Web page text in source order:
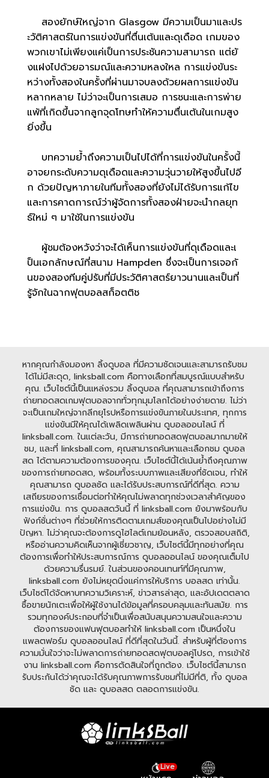
สองยักษ์ใหญ่จาก Glasgow มีความเป็นมาและปร
ะวัติศาสตร์ในการแข่งขันที่ตื่นเต้นและดุเดือด เกมของ
พวกเขาไม่เพียงแค่เป็นการประชันความสามารถ แต่ยั
งแฝงไปด้วยอารมณ์และความหลงใหล การแข่งขันระ
หว่างทั้งสองในครั้งที่ผ่านมาจบลงด้วยผลการแข่งขัน
หลากหลาย ไม่ว่าจะเป็นการเสมอ การชนะและการพ่าย
แพ้ที่เกิดขึ้นจากลูกจุดโทษทำให้ความตื่นเต้นในเกมสูง
ยิ่งขึ้น
บทความย้ำถึงความเป็นไปได้ที่การแข่งขันในครั้งนี้
อาจยกระดับความดุเดือดและความวุ่นวายให้สูงขึ้นไปอี
ก ด้วยปัญหาภายในทีมทั้งสองที่ยังไม่ได้รับการแก้ไข
และการคาดการณ์ว่าผู้จัดการทั้งสองฝ่ายจะนำกลยุท
ธ์ใหม่ ๆ มาใช้ในการแข่งขัน
ผู้ชมต้องหวังว่าจะได้เห็นการแข่งขันที่ดุเดือดและเ
ป็นเอกลักษณ์ที่สนาม Hampden ซึ่งจะเป็นการเจอกั
นของสองทีมคู่ปรับที่มีประวัติศาสตร์ยาวนานและเป็นที่
รู้จักในฉากฟุตบอลสก็อตติช
หากคุณกำลังมองหา ลิ้งดูบอล ที่มีความชัดเจนและสามารถรับชม
ได้ไม่มีสะดุด, linksball.com คือทางเลือกที่สมบูรณ์แบบสำหรับ
คุณ. เว็บไซต์นี้เป็นแหล่งรวม ลิ้งดูบอล ที่คุณสามารถเข้าถึงการ
ถ่ายทอดสดเกมฟุตบอลจากทั่วทุกมุมโลกได้อย่างง่ายดาย. ไม่ว่า
จะเป็นเกมใหญ่จากลีกยุโรปหรือการแข่งขันภายในประเทศ, ทุกการ
แข่งขันมีให้คุณได้เพลิดเพลินผ่าน ดูบอลออนไลน์ ที่
linksball.com. ในแต่ละวัน, มีการถ่ายทอดสดฟุตบอลมากมายให้
ชม, และที่ linksball.com, คุณสามารถค้นหาและเลือกชม ดูบอล
สด ได้ตามความต้องการของคุณ. เว็บไซต์นี้ได้เน้นย้ำถึงคุณภาพ
ของการถ่ายทอดสด, พร้อมทั้งระบบภาพและเสียงที่ชัดเจน, ทำให้
คุณสามารถ ดูบอลชัด และได้รับประสบการณ์ที่ดีที่สุด. ความ
เสถียรของการเชื่อมต่อทำให้คุณไม่พลาดทุกช่วงเวลาสำคัญของ
การแข่งขัน. การ ดูบอลสดวันนี้ ที่ linksball.com ยังมาพร้อมกับ
ฟังก์ชั่นต่างๆ ที่ช่วยให้การติดตามเกมส์ของคุณเป็นไปอย่างไม่มี
ปัญหา. ไม่ว่าคุณจะต้องการดูไฮไลต์เกมย้อนหลัง, ตรวจสอบสถิติ,
หรืออ่านความคิดเห็นจากผู้เชี่ยวชาญ, เว็บไซต์นี้มีทุกอย่างที่คุณ
ต้องการเพื่อทำให้ประสบการณ์การ ดูบอลออนไลน์ ของคุณเต็มไป
ด้วยความรื่นรมย์. ในส่วนของคอนเทนท์ที่มีคุณภาพ,
linksball.com ยังไม่หยุดนิ่งแค่การให้บริการ บอลสด เท่านั้น.
เว็บไซต์ได้จัดหาบทความวิเคราะห์, ข่าวสารล่าสุด, และอัปเดตตลาด
ซื้อขายนักเตะเพื่อให้ผู้ใช้งานได้ข้อมูลที่ครอบคลุมและทันสมัย. การ
รวมทุกองค์ประกอบที่จำเป็นเพื่อสนับสนุนความสนใจและความ
ต้องการของแฟนฟุตบอลทำให้ linksball.com เป็นหนึ่งใน
แพลตฟอร์ม ดูบอลออนไลน์ ที่ดีที่สุดในวันนี้. สำหรับผู้ที่ต้องการ
ความมั่นใจว่าจะไม่พลาดการถ่ายทอดสดฟุตบอลคู่โปรด, การเข้าใช้
งาน linksball.com คือการตัดสินใจที่ถูกต้อง. เว็บไซต์นี้สามารถ
รับประกันได้ว่าคุณจะได้รับคุณภาพการรับชมที่ไม่มีที่ติ, ทั้ง ดูบอล
ชัด และ ดูบอลสด ตลอดการแข่งขัน.
Live